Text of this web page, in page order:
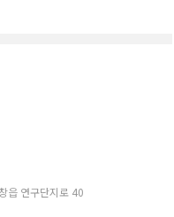
읍 연구단지로 40